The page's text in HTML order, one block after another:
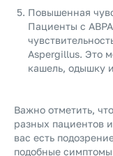
Повышенная
Пациенты с
Aspergillus. Это
кашель, одышку
Важно отметить,
разных пациентов
вас есть
подобные